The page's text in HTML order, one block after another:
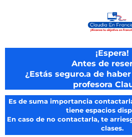
¡Espera!
Antes de
¿Estás seguro.a de
profesora
Es de suma importancia
tiene espacios
En caso de no contactarla, te
clases.